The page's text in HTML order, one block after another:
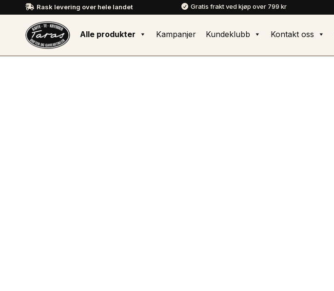
 Rask levering over hele landet  Gratis frakt ved kjøp over 799 kr
Alle produkter Kampanjer Kundeklubb Kontakt oss